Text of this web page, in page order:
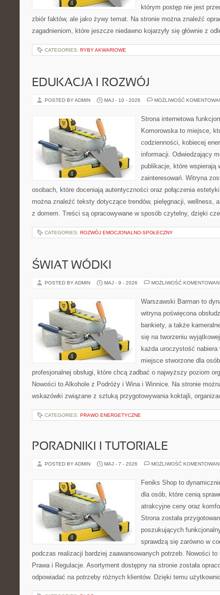
którym postęp nie jest
zbiór faktów, ale jako żywy temat. Na stronie można znaleźć
zagadnieniom, które jeszcze niedawno kojarzyły się głównie z
CATEGORIES: RYBY AKWARIOWE
EDUKACJA I ROZWÓJ
POSTED BY ADMIN MAJ - 10 - 2026 MOŻLIWOŚĆ
Strona internetowa
Komorowska to miejsce,
codzienności, kobiecej
informacji. Odwiedzający
publikacje, które wspierają
zainteresowań. Witryna
osobach, które doceniają autentyczności oraz połączenia
można znaleźć teksty dotyczące trendów, pielęgnacji, wellness,
z domem. Treści są opracowywane w sposób czytelny, dzięki
CATEGORIES: ROZWÓJ EMOCJONALNO-SPOŁECZNY
ŚWIAT WÓDKI
POSTED BY ADMIN MAJ - 9 - 2026 MOŻLIWOŚĆ
Warszawski Barman to
witryna poświęcona
bankiety, a także
się na tworzeniu
każda uroczystość
miejsce stworzone dla
profesjonalnej obsługi, które chcą zadbać o najwyższy poziom
Nowości to Alkohole z Podróży i Wina i Winnice. Na stronie
wskazówki związane z sztuką przygotowywania koktajli,
CATEGORIES: PRAWO ENERGETYCZNE
PORADNIKI I TUTORIALE
POSTED BY ADMIN MAJ - 7 - 2026 MOŻLIWOŚĆ
Feniks Shop to
dla osób, które cenią
atrakcyjne ceny oraz
Strona została
poszukujących
sprawdzą się zarówno w
podczas realizacji bardziej zaawansowanych potrzeb. Nowości
Prawa i Regulacje. Asortyment dostępny na stronie została
odpowiadać na potrzeby różnych klientów. Dzięki temu